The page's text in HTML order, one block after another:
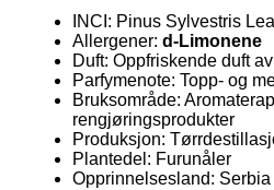
INCI: Pinus Sylvestris
Allergener: d-Limonene
Duft: Oppfriskende duft
Parfymenote: Topp- og
Bruksområde:
rengjøringsprodukter
Produksjon:
Plantedel: Furunåler
Opprinnelsesland: Serbia